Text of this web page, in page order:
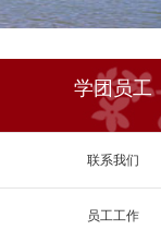
学团员工
联系我们
员工工作